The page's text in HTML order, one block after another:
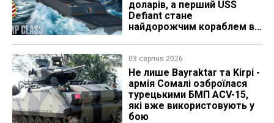
доларів, а перший USS
Defiant стане
найдорожчим кораблем в
03 серпня 2026
Не лише Bayraktar та Kirpi -
армія Сомалі озброїлася
турецькими БМП ACV-15,
які вже використовують у
бою